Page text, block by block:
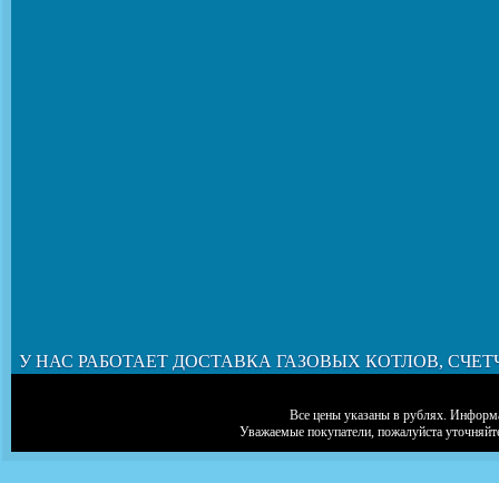
У НАС РАБОТАЕТ ДОСТАВКА ГАЗОВЫХ КОТЛОВ,
Все цены указаны в рублях.
Уважаемые покупатели, пожалуйста